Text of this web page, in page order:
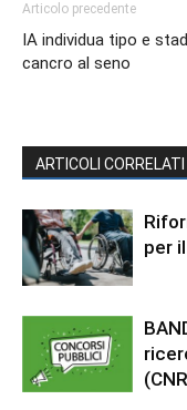
Articolo precedente
IA individua tipo e
cancro al seno
ARTICOLI CORRELATI
per